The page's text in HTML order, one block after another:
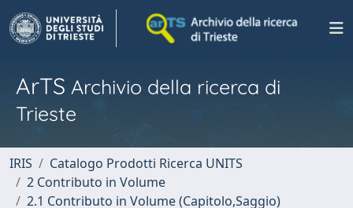
ArTS Archivio della ricerca di
Trieste
IRIS
Catalogo Prodotti Ricerca UNITS
2 Contributo in Volume
2.1 Contributo in Volume (Capitolo,Saggio)